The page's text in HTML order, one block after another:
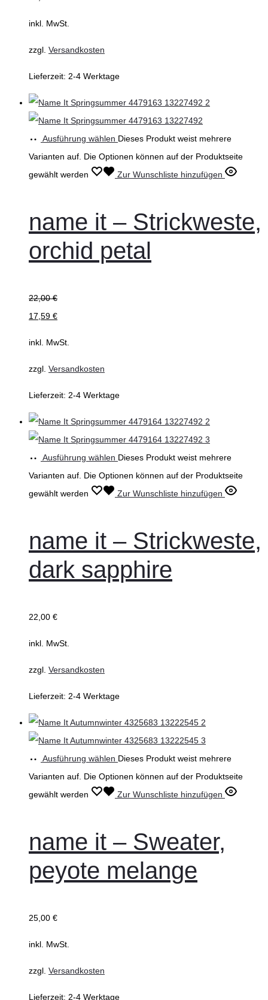
inkl. MwSt.
zzgl. Versandkosten
Lieferzeit: 2-4 Werktage
Ausführung wählen Dieses Produkt weist mehrere
Varianten auf. Die Optionen können auf der Produktseite
gewählt werden
Zur Wunschliste hinzufügen
name it – Strickweste,
orchid petal
22,00€
17,59 €
inkl. MwSt.
zzgl. Versandkosten
Lieferzeit: 2-4 Werktage
Ausführung wählen Dieses Produkt weist mehrere
Varianten auf. Die Optionen können auf der Produktseite
gewählt werden
Zur Wunschliste hinzufügen
name it – Strickweste,
dark sapphire
22,00 €
inkl. MwSt.
zzgl. Versandkosten
Lieferzeit: 2-4 Werktage
Ausführung wählen Dieses Produkt weist mehrere
Varianten auf. Die Optionen können auf der Produktseite
gewählt werden
Zur Wunschliste hinzufügen
name it – Sweater,
peyote melange
25,00 €
inkl. MwSt.
zzgl. Versandkosten
Lieferzeit: 2-4 Werktage